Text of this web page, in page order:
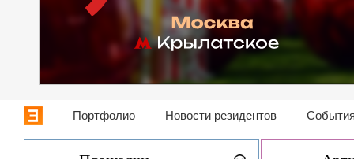
Портфолио Новости резидентов